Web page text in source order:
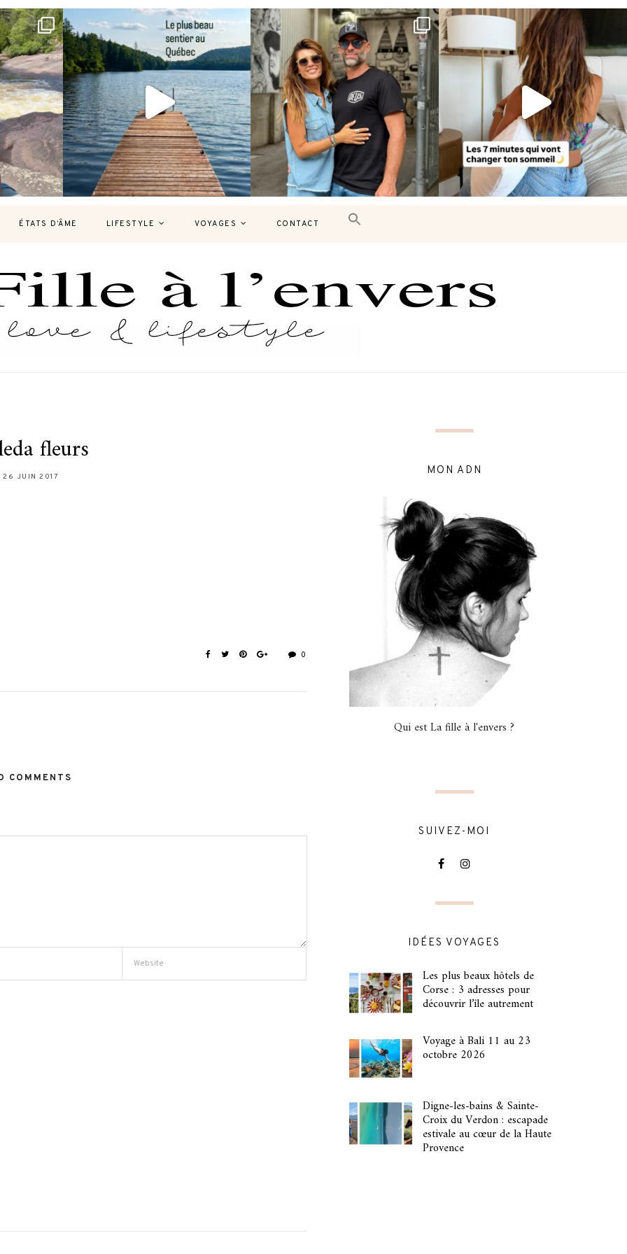
version
Et si je te disais qu’il existe un sentier où
127 37
Montréal, une très belle surprise 🇨🇦
J’ai...
446
Le sommeil est essentiel à notre bien-
être… et...
102 14
ÉTATS D’ÂME LIFESTYLE VOYAGES CONTACT
fleurs
26 JUIN 2017
0
COMMENTS
MON ADN
Qui est La fille à l'envers ?
SUIVEZ-MOI
IDÉES VOYAGES
Les plus beaux hôtels de
Corse : 3 adresses pour
découvrir l’île autrement
Voyage à Bali 11 au 23
octobre 2026
Digne-les-bains & Sainte-
Croix du Verdon : escapade
estivale au cœur de la Haute
Provence